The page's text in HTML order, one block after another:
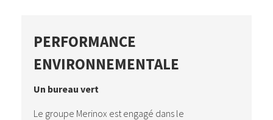
PERFORMANCE
ENVIRONNEMENTALE
Un bureau vert
Le groupe Merinox est engagé dans le